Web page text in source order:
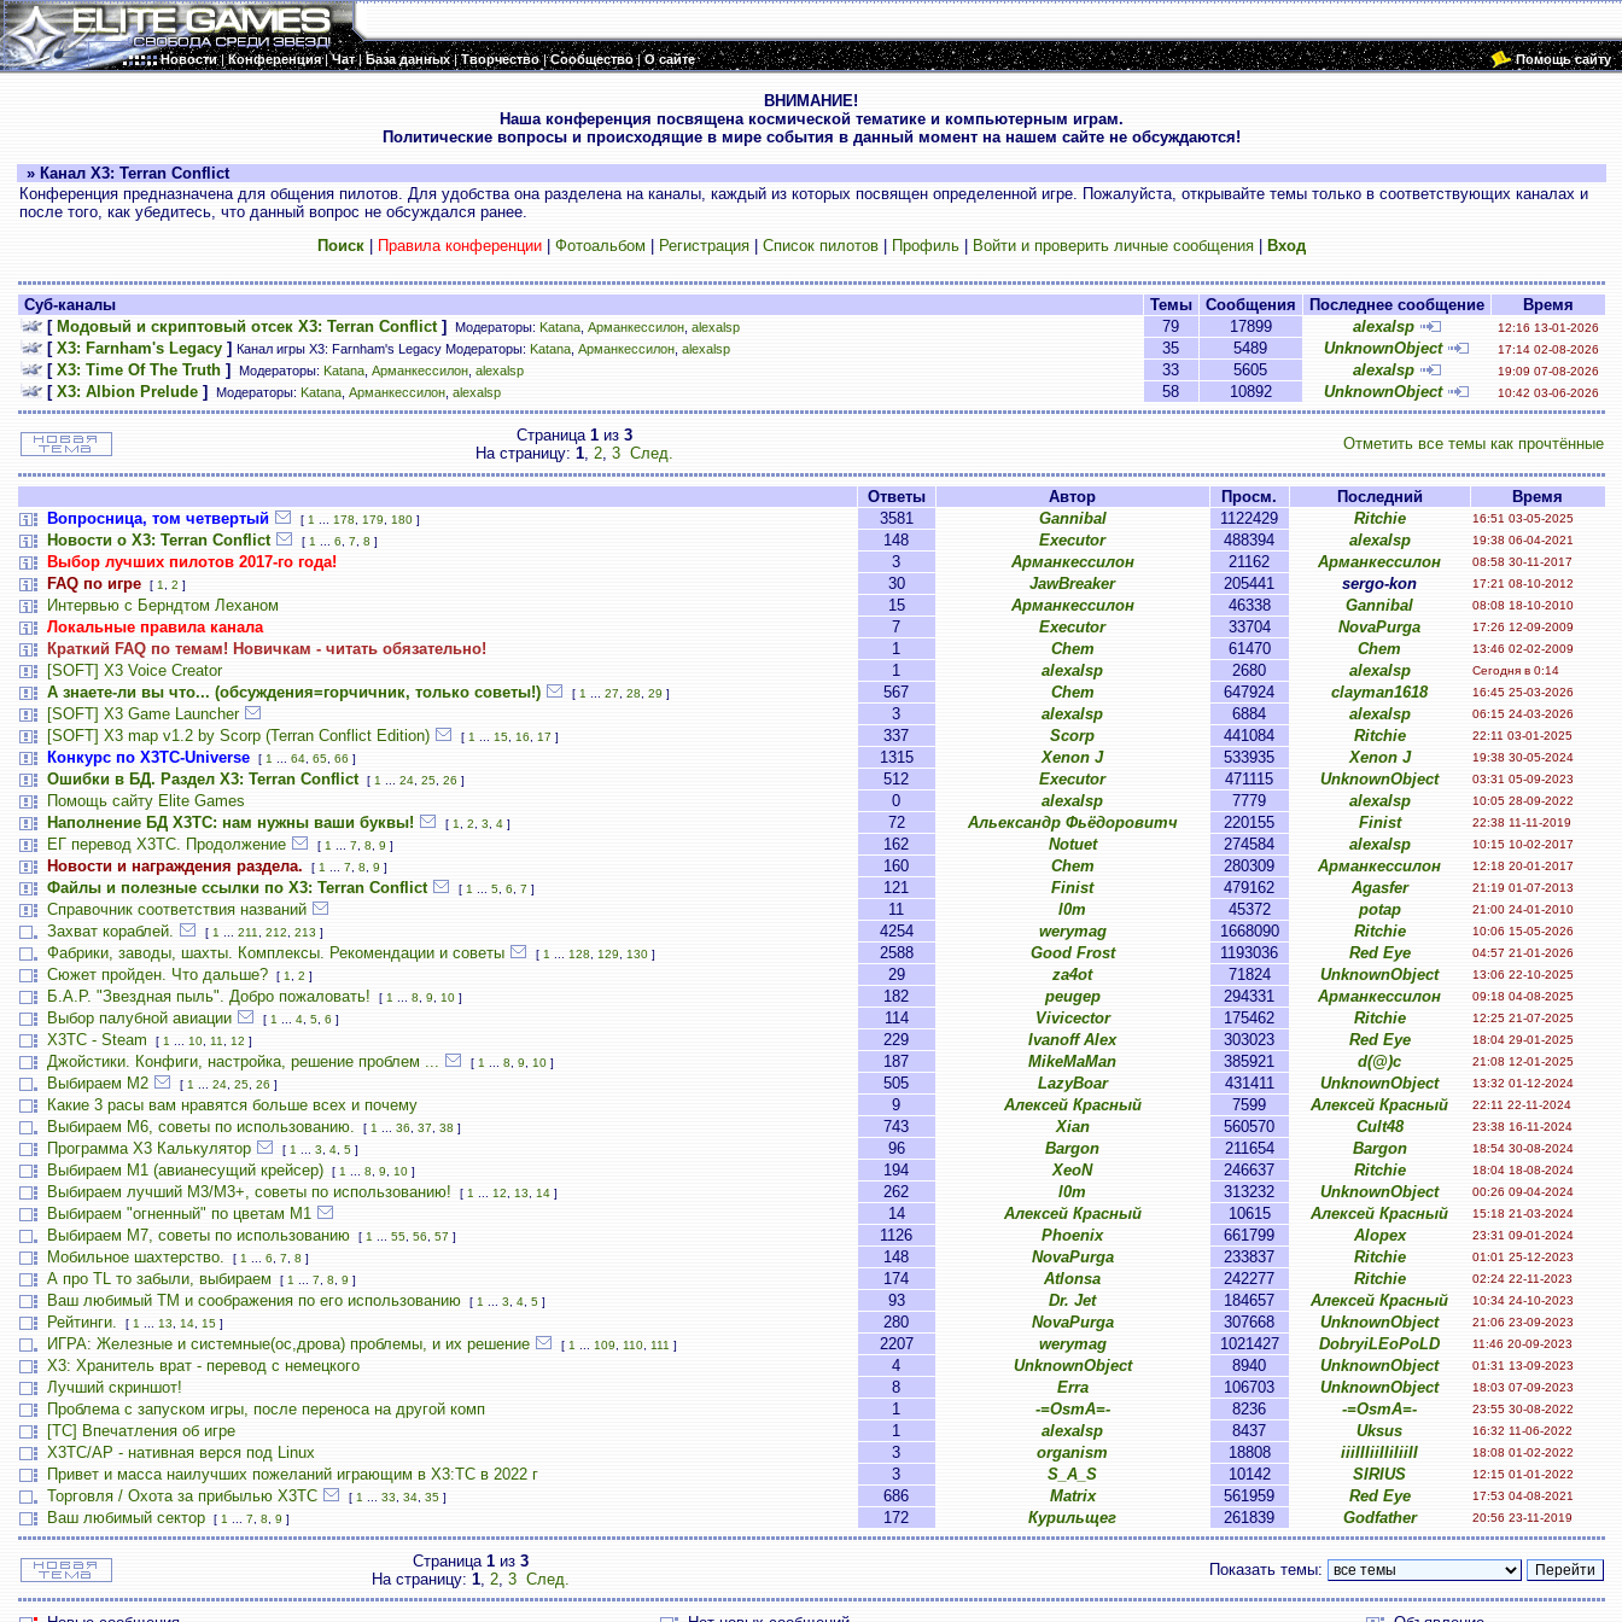
Новости|Конференция|Чат|База данных|Творчество|Сообщество|О сайте Помощь сайту
ВНИМАНИЕ!
Наша конференция посвящена космической тематике и компьютерным играм.
Политические вопросы и происходящие в мире события в данный момент на нашем сайте не обсуждаются!
» Канал X3: Terran Conflict
Конференция предназначена для общения пилотов. Для удобства она разделена на каналы, каждый из которых посвящен определенной игре. Пожалуйста, открывайте темы только в соответствующих каналах и
после того, как убедитесь, что данный вопрос не обсуждался ранее.
Поиск| Правила конференции| Фотоальбом Регистрация| Список пилотов| Профиль| Войти и проверить личные сообщения| Вход
Суб-каналы Темы Сообщения Последнее сообщение
Время
[ Модовый и скриптовый отсек X3: Terran Conflict] Модераторы: Katana, Арманкессилон, alexalsp 79 17899 alexalsp 12:16 13-01-2026
[ X3: Farnham's Legacy] Канал игры X3: Farnham's Legacy Модераторы: Katana, Арманкессилон, alexalsp 35 5489 UnknownObject 17:14 02-08-2026
[ X3: Time Of The Truth] Модераторы: Katana, Арманкессилон, alexalsp 33 5605 alexalsp 19:09 07-08-2026
[ X3: Albion Prelude] Модераторы: Katana, Арманкессилон, alexalsp 58 10892 UnknownObject 10:42 03-06-2026
Страница 1 из 3
На страницу: 1, 2, 3 След.
Отметить все темы как прочтённые
Ответы Автор Просм. Последний
Время
Вопросница, том четвертый
[ 1 178 179 180] 3581 Gannibal 1122429 Ritchie 16:51 03-05-2025
Новости о X3: Terran Conflict [ 1 6, 7 8 ] 148 Executor 488394 alexalsp 19:38 06-04-2021
Выбор лучших пилотов 2017-го года! 3 Арманкессилон 21162 Арманкессилон 08:58 30-11-2017
FAQ по игре [ 1 2 ] 30 JawBreaker 205441 sergo-kon 17:21 08-10-2012
Интервью с Берндтом Леханом 15 Арманкессилон 46338 Gannibal 08:08 18-10-2010
Локальные правила канала 7 Executor 33704 NovaPurga 17:26 12-09-2009
Краткий FAQ по темам! Новичкам - читать обязательно! 1 Chem 61470 Chem 13:46 02-02-2009
[SOFT] X3 Voice Creator 1 alexalsp 2680 alexalsp Сегодня в 0:14
А знаете-ли вы что... (обсуждения=горчичник, только советы!) [ 1 27 28 29 ] 567 Chem 647924 clayman1618 16:45 25-03-2026
[SOFT] X3 Game Launcher 3 alexalsp 6884 alexalsp 06:15 24-03-2026
[SOFT] X3 map v1.2 by Scorp (Terran Conflict Edition) [ 1 15, 16, 17 ] 337 Scorp 441084 Ritchie 22:11 03-01-2025
Конкурс по X3TC-Universe [ 1 64, 65, 66] 1315 Xenon J 533935 Xenon J 19:38 30-05-2024
Ошибки в БД. Раздел X3: Terran Conflict [ 1 24, 25, 26] 512 Executor 471115 UnknownObject 03:31 05-09-2023
Помощь сайту Elite Games 0 alexalsp 7779 alexalsp 10:05 28-09-2022
Наполнение БД X3TC: нам нужны ваши буквы! [ 1 2 3 4] 72 Альександр Фьёдоровитч 220155 Finist 22:38 11-11-2019
ЕГ перевод Х3ТС. Продолжение [ 1 7 8 9 ] 162 Notuet 274584 alexalsp 10:15 10-02-2017
Новости и награждения раздела. [ 1 7 8 9 ] 160 Chem 280309 Арманкессилон 12:18 20-01-2017
Файлы и полезные ссылки по X3: Terran Conflict [ 1 5, 6, 7 ] 121 Finist 479162 Agasfer 21:19 01-07-2013
Справочник соответствия названий 11 l0m 45372 potap 21:00 24-01-2010
Захват кораблей. [ 1 211 212 213 ] 4254 werymag 1668090 Ritchie 10:06 15-05-2026
Фабрики, заводы, шахты. Комплексы. Рекомендации и советы [ 1 128 129 130] 2588 Good Frost 1193036 Red Eye 04:57 21-01-2026
Сюжет пройден. Что дальше? [ 1 2 ] 29 za4ot 71824 UnknownObject 13:06 22-10-2025
Б.А.Р. "Звездная пыль". Добро пожаловать! [ 1 8 9 10] 182 peugep 294331 Арманкессилон 09:18 04-08-2025
Выбор палубной авиации [ 1 4, 5, 6] 114 Vivicector 175462 Ritchie 12:25 21-07-2025
X3TC - Steam [ 1 10, 11 12 ] 229 Ivanoff Alex 303023 Red Eye 18:04 29-01-2025
Джойстики. Конфиги, настройка, решение проблем ... [ 1 8 9 10] 187 MikeMaMan 385921 d(@)c 21:08 12-01-2025
Выбираем М2 [ 1 24, 25, 26] 505 LazyBoar 431411 UnknownObject 13:32 01-12-2024
Какие 3 расы вам нравятся больше всех и почему 9 Алексей Красный 7599 Алексей Красный 22:11 22-11-2024
Выбираем М6, советы по использованию. [ 1 36, 37 38 ] 743 Xian 560570 Cult48 23:38 16-11-2024
Программа X3 Калькулятор [ 1 3 4, 5] 96 Bargon 211654 Bargon 18:54 30-08-2024
Выбираем М1 (авианесущий крейсер) [ 1 8 9 10] 194 XeoN 246637 Ritchie 18:04 18-08-2024
Выбираем лучший M3/M3+, советы по использованию! [ 1 12 13 14] 262 l0m 313232 UnknownObject 00:26 09-04-2024
Выбираем "огненный" по цветам М1 14 Алексей Красный 10615 Алексей Красный 15:18 21-03-2024
Выбираем М7, советы по использованию [ 1 55, 56, 57 ] 1126 Phoenix 661799 Alopex 23:31 09-01-2024
Мобильное шахтерство. [ 1 6, 7 8 ] 148 NovaPurga 233837 Ritchie 01:01 25-12-2023
А про TL то забыли, выбираем [ 1 7 8 9 ] 174 Atlonsa 242277 Ritchie 02:24 22-11-2023
Ваш любимый TM и соображения по его использованию [ 1 3 4, 5] 93 Dr. Jet 184657 Алексей Красный 10:34 24-10-2023
Рейтинги. [ 1 13 14, 15] 280 NovaPurga 307668 UnknownObject 21:06 23-09-2023
ИГРА: Железные и системные(ос,дрова) проблемы, и их решение [ 1 109 110, 111 ] 2207 werymag 1021427 DobryiLEoPoLD 11:46 20-09-2023
X3: Хранитель врат - перевод с немецкого 4 UnknownObject 8940 UnknownObject 01:31 13-09-2023
Лучший скриншот! 8 Erra 106703 UnknownObject 18:03 07-09-2023
Проблема с запуском игры, после переноса на другой комп 1 -=OsmA=- 8236 -=OsmA=- 23:55 30-08-2022
[TC] Впечатления об игре 1 alexalsp 8437 Uksus 16:32 11-06-2022
X3TC/AP - нативная верся под Linux 3 organism 18808 iiiIIIiiIIiIiiII 18:08 01-02-2022
Привет и масса наилучших пожеланий играющим в X3:TC в 2022 г 3 S_A_S 10142 SIRIUS 12:15 01-01-2022
Торговля / Охота за прибылью X3TC [ 1 33 34, 35] 686 Matrix 561959 Red Eye 17:53 04-08-2021
Ваш любимый сектор [ 1 7 8 9 ] 172 Курильщег 261839 Godfather 20:56 23-11-2019
Страница 1 из 3
На страницу: 1, 2, 3 След.
Показать темы: